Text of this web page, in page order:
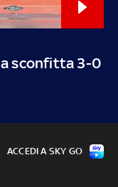
sconfitta 3-0
ACCEDI A SKY GO